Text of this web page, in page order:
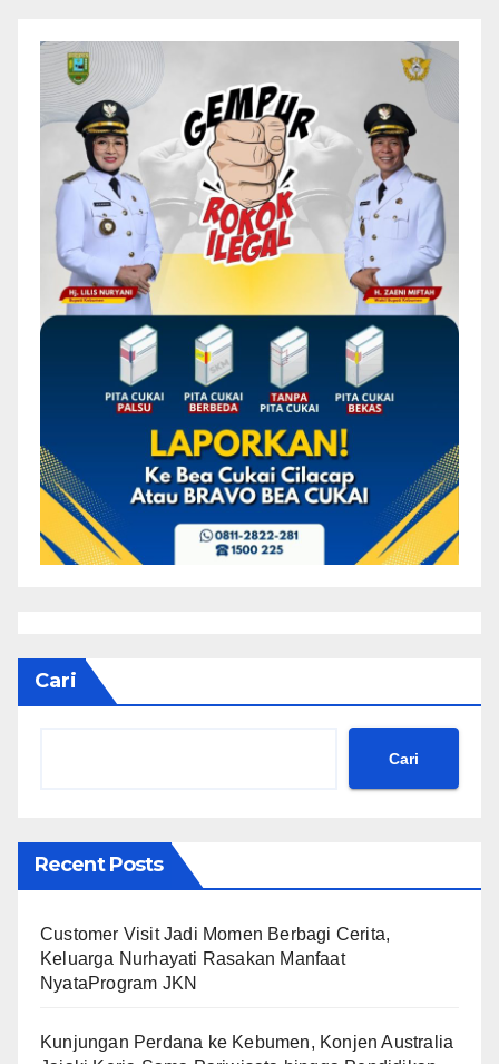
Cari
Cari
Recent Posts
Customer Visit Jadi Momen Berbagi Cerita,
Keluarga Nurhayati Rasakan Manfaat
NyataProgram JKN
Kunjungan Perdana ke Kebumen, Konjen Australia